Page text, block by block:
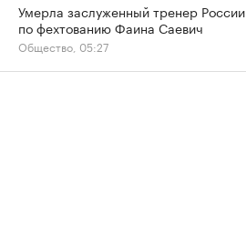
Умерла заслуженный тренер России
по фехтованию Фаина Саевич
Общество, 05:27